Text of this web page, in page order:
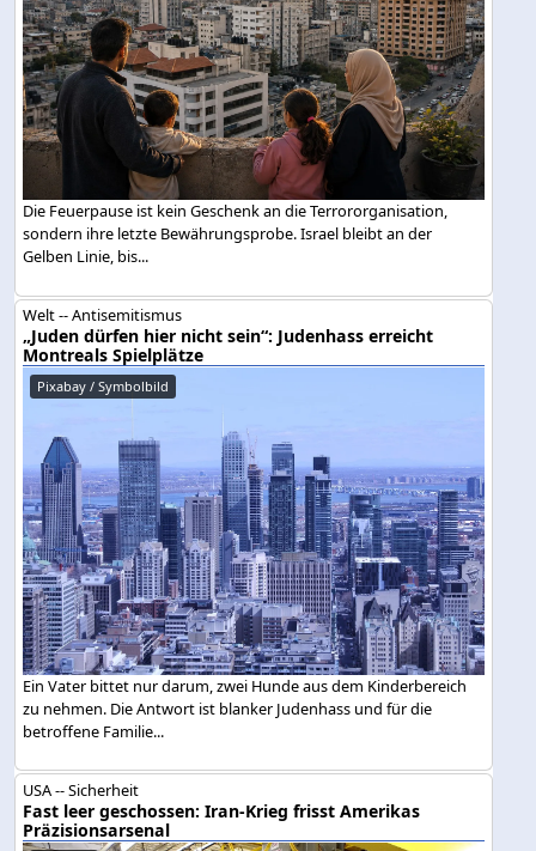
Die Feuerpause ist kein Geschenk an die Terrororganisation,
sondern ihre letzte Bewährungsprobe. Israel bleibt an der
Gelben Linie, bis...
Welt -- Antisemitismus
„Juden dürfen hier nicht sein“: Judenhass erreicht
Montreals Spielplätze
Pixabay / Symbolbild
Ein Vater bittet nur darum, zwei Hunde aus dem Kinderbereich
zu nehmen. Die Antwort ist blanker Judenhass und für die
betroffene Familie...
USA -- Sicherheit
Fast leer geschossen: Iran-Krieg frisst Amerikas
Präzisionsarsenal